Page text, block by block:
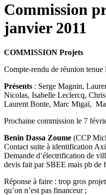
Commission
janvier 2011
COMMISSION Projets
Compte-rendu de réunion
Présents : Serge Magnin,
Nicolas, Isabelle Leclercq,
Laurent Bonte, Marc Migaï,
Prochaine commission le 7
Benin Dassa Zoume (CCP
Contact suite à identification
Demande d’électrification de
devis fait par SBEE mais pb de
Réponse à faire : trop gros
qu’on n’est pas financeur ;